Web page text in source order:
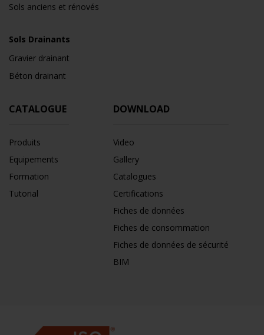
Sols anciens et rénovés
Sols Drainants
Gravier drainant
Béton drainant
CATALOGUE
Produits
Equipements
Formation
Tutorial
DOWNLOAD
Video
Gallery
Catalogues
Certifications
Fiches de données
Fiches de consommation
Fiches de données de sécurité
BIM